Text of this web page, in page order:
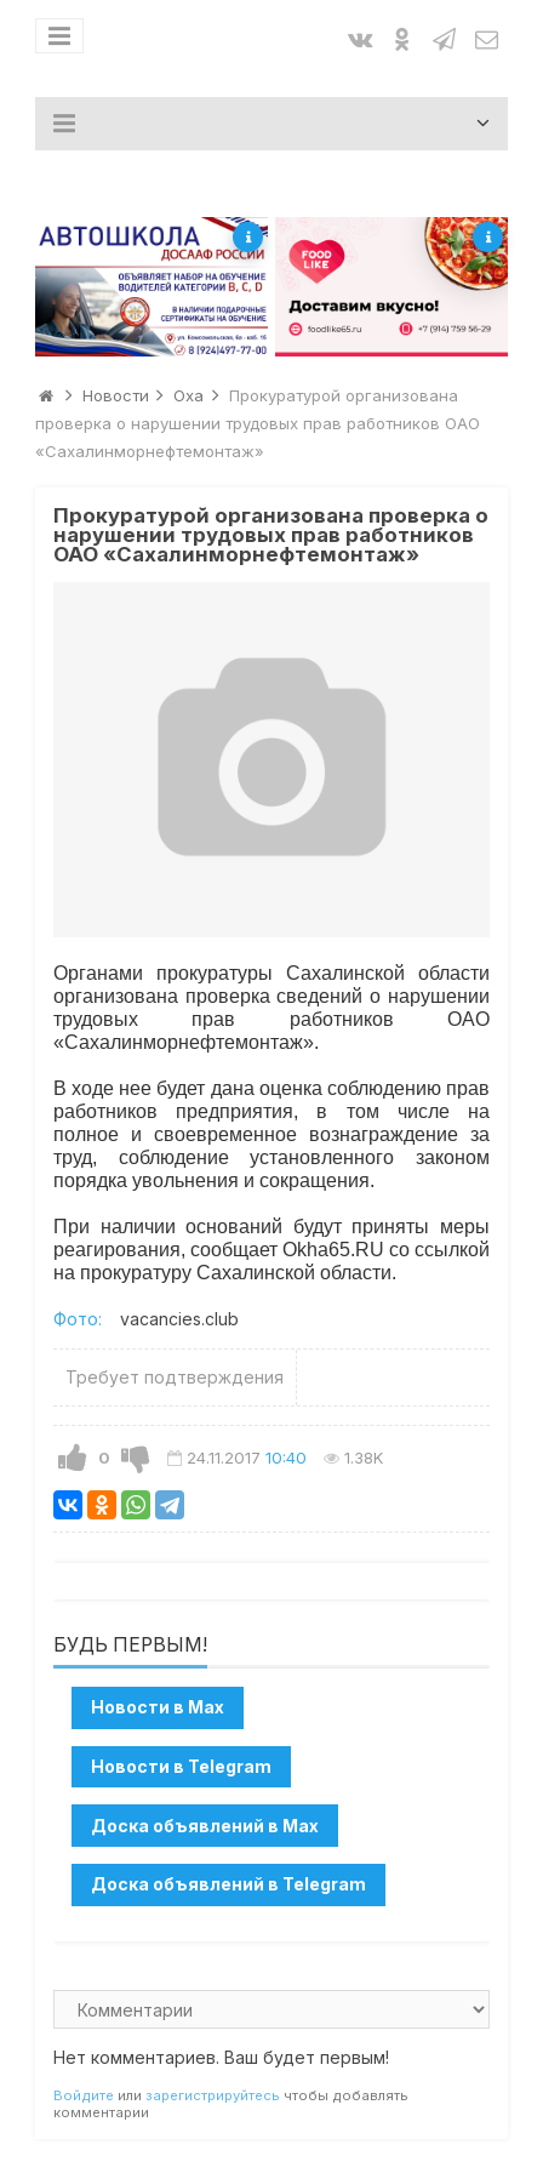
Новости Оха
Прокуратурой организована
проверка о нарушении трудовых прав работников ОАО
«Сахалинморнефтемонтаж»
Прокуратурой организована проверка о
нарушении трудовых прав работников
ОАО «Сахалинморнефтемонтаж»
Органами прокуратуры Сахалинской области
организована проверка сведений о нарушении
трудовых прав работников ОАО
«Сахалинморнефтемонтаж».
В ходе нее будет дана оценка соблюдению прав
работников предприятия, в том числе на
полное и своевременное вознаграждение за
труд, соблюдение установленного законом
порядка увольнения и сокращения.
При наличии оснований будут приняты меры
реагирования, сообщает Okha65.RU со ссылкой
на прокуратуру Сахалинской области.
Фото: vacancies.club
Требует подтверждения
0 24.11.2017 10:40 1.38K
БУДЬ ПЕРВЫМ!
Нет комментариев. Ваш будет первым!
Войдите или зарегистрируйтесь чтобы добавлять
комментарии